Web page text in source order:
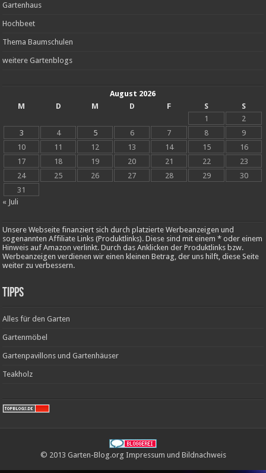
Gartenhaus
Hochbeet
Thema Baumschulen
weitere Gartenblogs
August 2026
M
D M D F S
S
1
2
3
4 5 6 7 8
9
10
11 12 13 14 15
16
17
18 19 20 21 22
23
24
25 26 27 28 29
30
31
« Juli
Unsere Webseite finanziert sich durch platzierte Werbeanzeigen und
sogenannten Affiliate Links (Produktlinks). Diese sind mit einem * oder einem
Hinweis auf Amazon verlinkt. Durch das Anklicken der Produktlinks bzw.
Werbeanzeigen verdienen wir einen kleinen Betrag, der uns hilft, diese Seite
weiter zu verbessern.
Tipps
Alles für den Garten
Gartenmöbel
Gartenpavillons und Gartenhäuser
Teakholz
© 2013 Garten-Blog.org Impressum und Bildnachweis